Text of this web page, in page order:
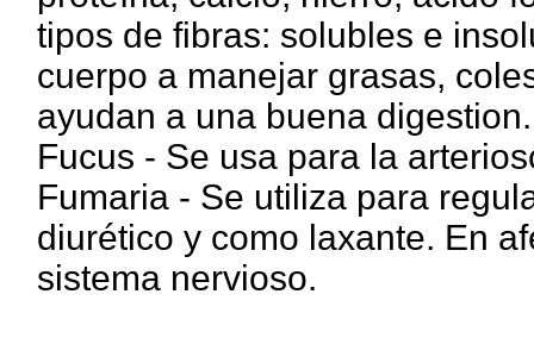
tipos de fibras: solubles e
cuerpo a manejar grasas,
ayudan a una buena digestion.
Fucus - Se usa para la
Fumaria - Se utiliza para
diurético y como laxante. En
sistema nervioso.